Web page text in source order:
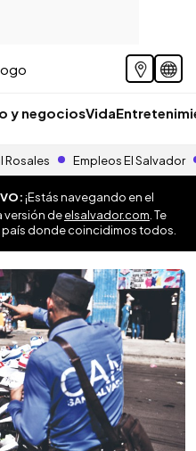
y negociosVida
Rosales Empleos El Salvador
¡Estás navegando en el
versión deelsalvador.com . Te
donde coincidimos todos.